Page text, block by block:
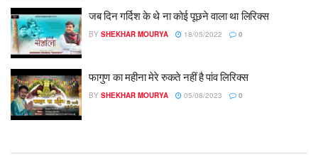
जब दिन गर्दिश के थे ना कोई पूछने वाला था लिरिक्स
BY SHEKHAR MOURYA 18/05/2022 0
फागुण का महीना मेरे रुकते नहीं है पांव लिरिक्स
BY SHEKHAR MOURYA 05/08/2023 0